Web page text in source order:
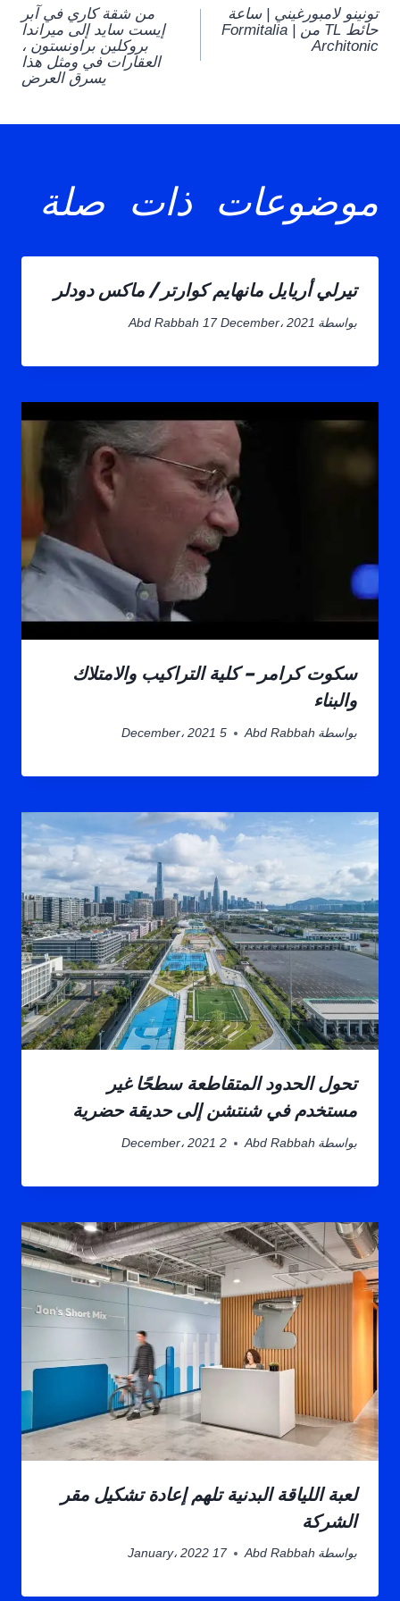
navigation
تونينو لامبورغيني | ساعة
حائط TL من Formitalia |
Architonic
من شقة كاري في آبر
إيست سايد إلى ميراندا
بروكلين براونستون ،
العقارات في ومثل هذا
يسرق العرض
موضوعات ذات صلة
تيرلي أريايل مانهايم كوارتر / ماكس دودلر
بواسطة Abd Rabbah 17 December، 2021
سكوت كرامر – كلية التراكيب والامتلاك
والبناء
بواسطة Abd Rabbah 5 December، 2021
تحول الحدود المتقاطعة سطحًا غير
مستخدم في شنتشن إلى حديقة حضرية
بواسطة Abd Rabbah 2 December، 2021
لعبة اللياقة البدنية تلهم إعادة تشكيل مقر
الشركة
بواسطة Abd Rabbah 17 January، 2022